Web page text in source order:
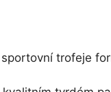
trofeje